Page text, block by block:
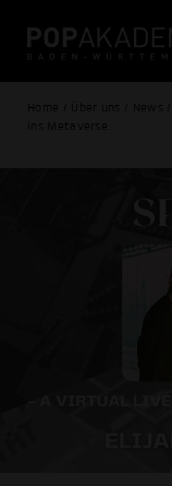
Home / Über uns / News
ins Metaverse